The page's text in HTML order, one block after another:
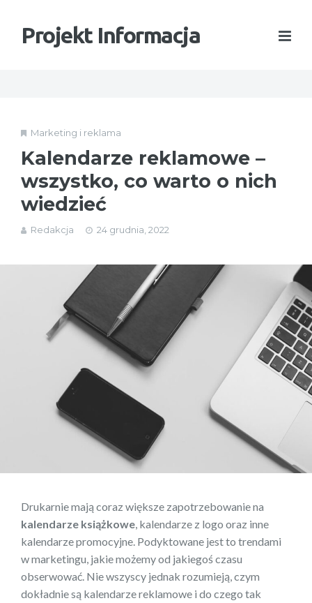
Projekt Informacja
Marketing i reklama
Kalendarze reklamowe –
wszystko, co warto o nich
wiedzieć
Redakcja 24 grudnia, 2022
Drukarnie mają coraz większe zapotrzebowanie na
kalendarze książkowe , kalendarze z logo oraz inne
kalendarze promocyjne. Podyktowane jest to trendami
w marketingu, jakie możemy od jakiegoś czasu
obserwować. Nie wszyscy jednak rozumieją, czym
dokładnie są kalendarze reklamowe i do czego tak